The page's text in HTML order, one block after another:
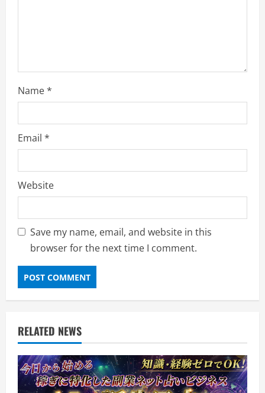
Name*
Email *
Website
Save my name, email, and website in this
browser for the next time I comment.
RELATED NEWS